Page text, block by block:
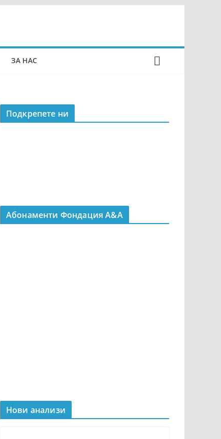
ЗА НАС
Подкрепeте ни
Абонаменти Фондация А&A
Нови анализи